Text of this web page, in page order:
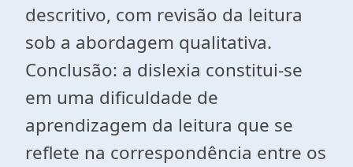
descritivo, com revisão da leitura
sob a abordagem qualitativa.
Conclusão: a dislexia constitui-se
em uma dificuldade de
aprendizagem da leitura que se
reflete na correspondência entre os